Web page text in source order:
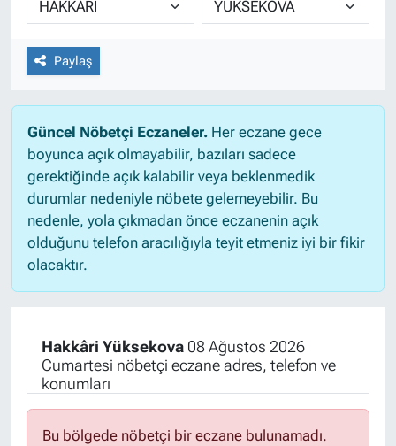
Paylaş
Güncel Nöbetçi Eczaneler.Her eczane gece
boyunca açık olmayabilir, bazıları sadece
gerektiğinde açık kalabilir veya beklenmedik
durumlar nedeniyle nöbete gelemeyebilir. Bu
nedenle, yola çıkmadan önce eczanenin açık
olduğunu telefon aracılığıyla teyit etmeniz iyi bir fikir
olacaktır.
Hakkâri Yüksekova08 Ağustos 2026
Cumartesi nöbetçi eczane adres, telefon ve
konumları
Bu bölgede nöbetçi bir eczane bulunamadı.